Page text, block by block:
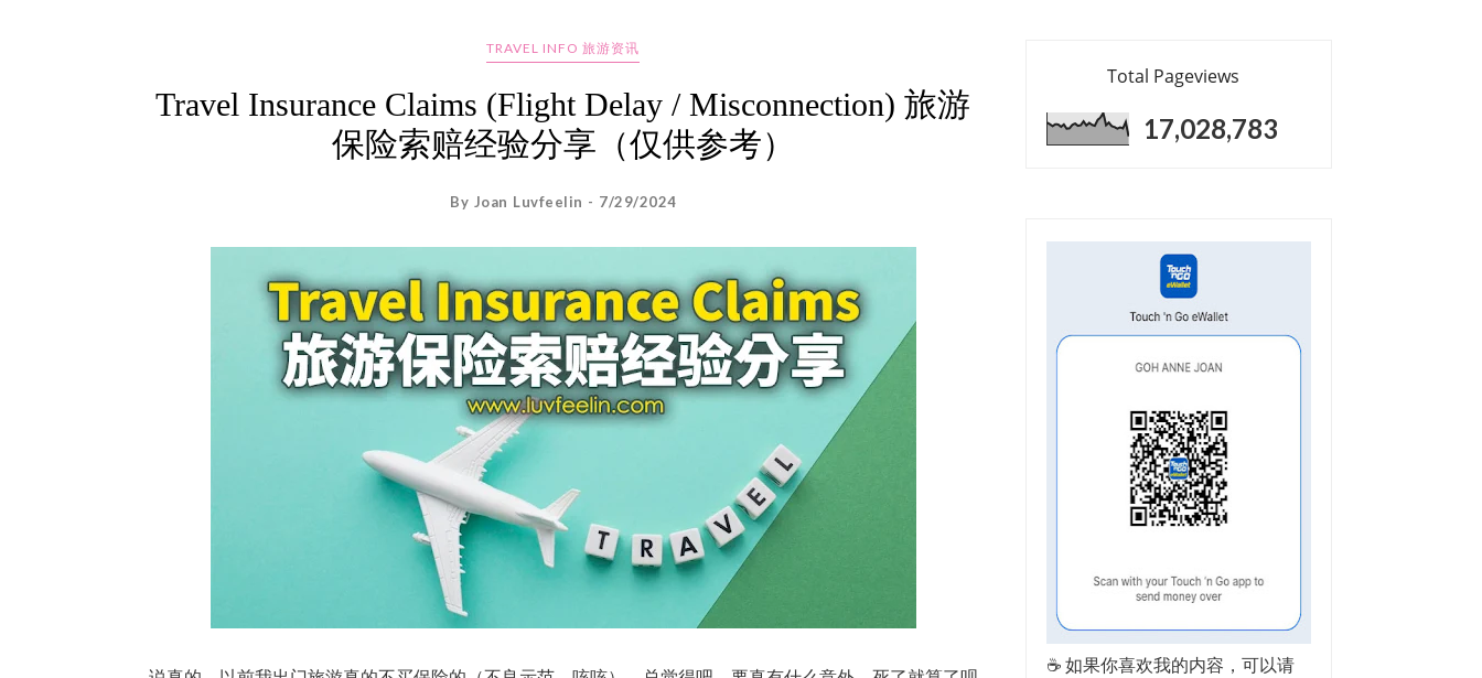
TRAVEL INFO 旅游资讯
Travel Insurance Claims (Flight Delay / Misconnection) 旅游
保险索赔经验分享（仅供参考）
By Joan Luvfeelin - 7/29/2024
Total Pageviews
17,028,783
☕ 如果你喜欢我的内容，可以请